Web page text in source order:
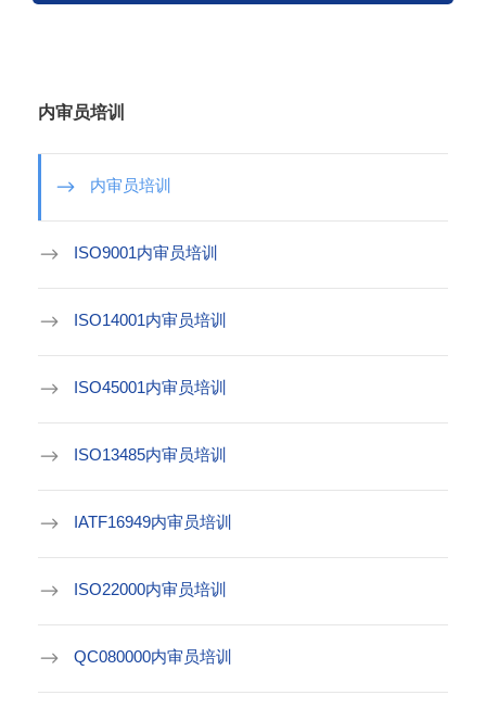
内审员培训
内审员培训
ISO9001内审员培训
ISO14001内审员培训
ISO45001内审员培训
ISO13485内审员培训
IATF16949内审员培训
ISO22000内审员培训
QC080000内审员培训